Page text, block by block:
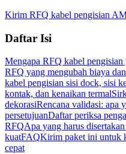
Kirim RFQ kabel pengisian
Daftar Isi
Mengapa RFQ kabel pengisian
RFQ yang mengubah biaya
kabel pengisian sisi dock, sisi
kontak, dan kenaikan termal
dekorasiRencana validasi: apa
persetujuanDaftar periksa
RFQApa yang harus
kuatFAQKirim paket ini untuk
cepat